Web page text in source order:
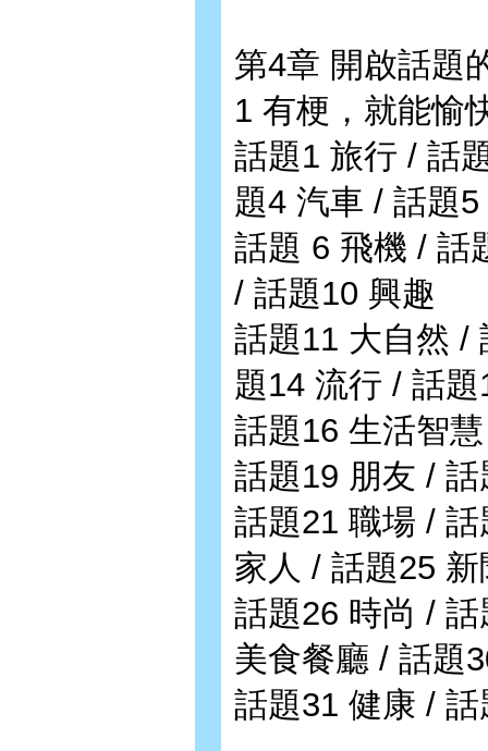
第4章 開啟話題
1 有梗，就能愉
話題1 旅行 / 話
題4 汽車 / 話題
話題 6 飛機 / 話
/ 話題10 興趣
話題11 大自然 /
題14 流行 / 話
話題16 生活智
話題19 朋友 /
話題21 職場 /
家人 / 話題25 新
話題26 時尚 /
美食餐廳 / 話題
話題31 健康 /